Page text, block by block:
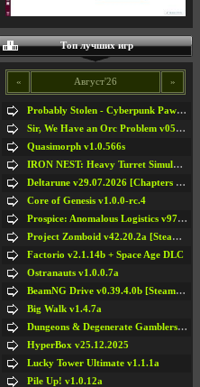
Топ лучших игр
« Август'26 »
Probably Stolen - Cyberpunk Pawnshop Simulator v048c [Playtest]
Sir, We Have an Orc Problem v05.08.2026
Quasimorph v1.0.566s
IRON NEST: Heavy Turret Simulator v1.0a
Deltarune v29.07.2026 [Chapters 1-5] / + RUS [Chapters 1-5]
Core of Genesis v1.0.0-rc.4
Prospice: Anomalous Logistics v97 [Playtest]
Project Zomboid v42.20.2a [Steam Early Access]
Factorio v2.1.14b + Space Age DLC
Ostranauts v1.0.0.7a
BeamNG Drive v0.39.4.0b [Steam Early Access]
Big Walk v1.4.7a
Dungeons & Degenerate Gamblers v2.0.2a
HyperBox v25.12.2025
Lucky Tower Ultimate v1.1.1a
Pile Up! v1.0.12a